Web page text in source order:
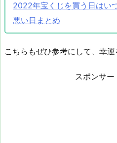
2022年宝くじを買う日はい
悪い日まとめ
こちらもぜひ参考にして、幸
スポンサー